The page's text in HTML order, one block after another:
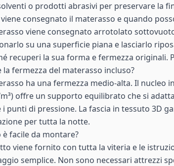
o prodotti abrasivi per preservare la
viene consegnato il materasso e quando
viene consegnato arrotolato
su una superficie piana e lasciarlo
recuperi la sua forma e fermezza originali.
la fermezza del materasso incluso?
ha una fermezza medio-alta. Il nucleo
offre un supporto equilibrato che si
i punti di pressione. La fascia in tessuto 3D
per tutta la notte.
facile da montare?
viene fornito con tutta la viteria e le
semplice. Non sono necessari attrezzi